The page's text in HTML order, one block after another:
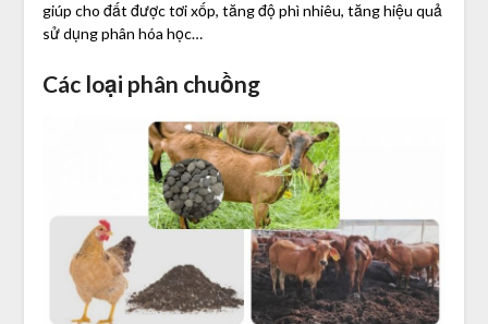
giúp cho đất được tơi xốp, tăng độ phì nhiêu, tăng hiệu quả
sử dụng phân hóa học…
Các loại phân chuồng